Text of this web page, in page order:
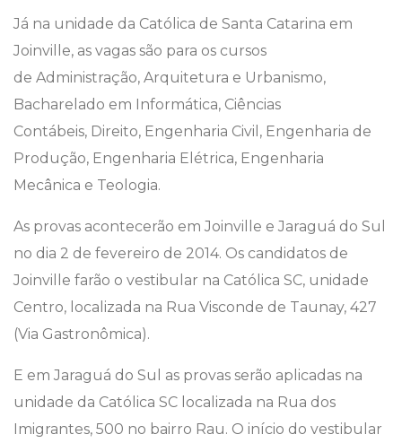
Já na unidade da Católica de Santa Catarina em
Joinville, as vagas são para os cursos
de Administração, Arquitetura e Urbanismo,
Bacharelado em Informática, Ciências
Contábeis, Direito, Engenharia Civil, Engenharia de
Produção, Engenharia Elétrica, Engenharia
Mecânica e Teologia.
As provas acontecerão em Joinville e Jaraguá do Sul
no dia 2 de fevereiro de 2014. Os candidatos de
Joinville farão o vestibular na Católica SC, unidade
Centro, localizada na Rua Visconde de Taunay, 427
(Via Gastronômica).
E em Jaraguá do Sul as provas serão aplicadas na
unidade da Católica SC localizada na Rua dos
Imigrantes, 500 no bairro Rau. O início do vestibular